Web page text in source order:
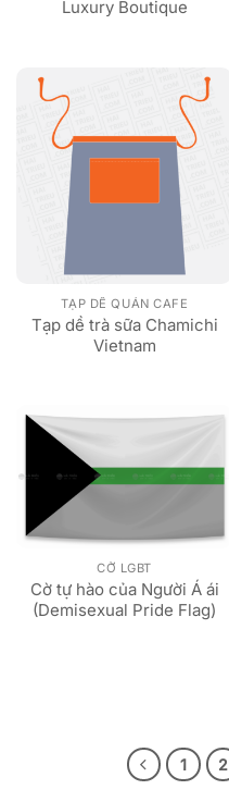
Luxury Boutique
TẠP DỀ QUÁN CAFE
Tạp dề trà sữa Chamichi
Vietnam
CỜ LGBT
Cờ tự hào của Người Á ái
(Demisexual Pride Flag)
1 2